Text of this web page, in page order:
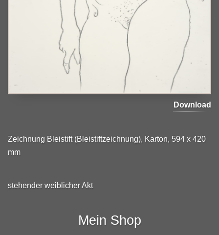
Download
Zeichnung Bleistift (Bleistiftzeichnung), Karton, 594 x 420
mm
stehender weiblicher Akt
Mein Shop